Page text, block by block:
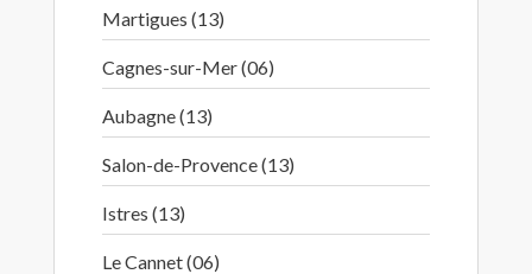
Martigues (13)
Cagnes-sur-Mer (06)
Aubagne (13)
Salon-de-Provence (13)
Istres (13)
Le Cannet (06)